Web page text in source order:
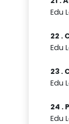
Edu
22 .
Edu
23 .
Edu
24 .
Edu